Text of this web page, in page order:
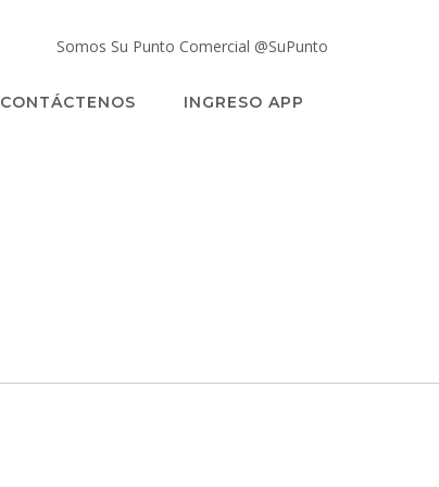
Somos Su Punto Comercial @SuPunto
CONTÁCTENOS INGRESO APP